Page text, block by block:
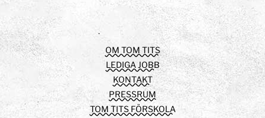
FacebookInstagramYoutube
OM TOM TITS
LEDIGA JOBB
KONTAKT
PRESSRUM
TOM TITS FÖRSKOLA